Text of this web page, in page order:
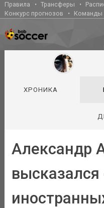
Правила Трансферы
Конкурс прогнозов
Команды
ХРОНИКА
Александр
высказался